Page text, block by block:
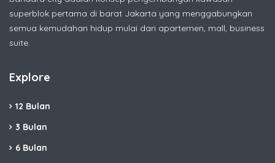
superblok pertama di barat Jakarta yang menggabungkan
semua kemudahan hidup mulai dari apartemen, mall, business
suite.
Explore
12 Bulan
3 Bulan
6 Bulan